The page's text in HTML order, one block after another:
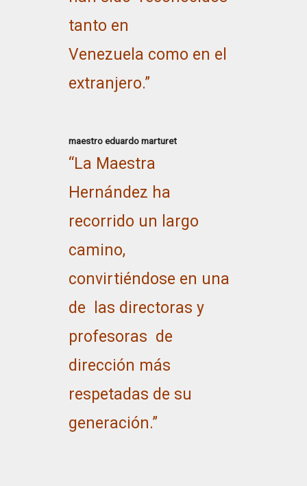
tanto en
Venezuela como en el
extranjero.”
maestro eduardo marturet
“La Maestra
Hernández ha
recorrido un largo
camino,
convirtiéndose en una
de las directoras y
profesoras de
dirección más
respetadas de su
generación.”